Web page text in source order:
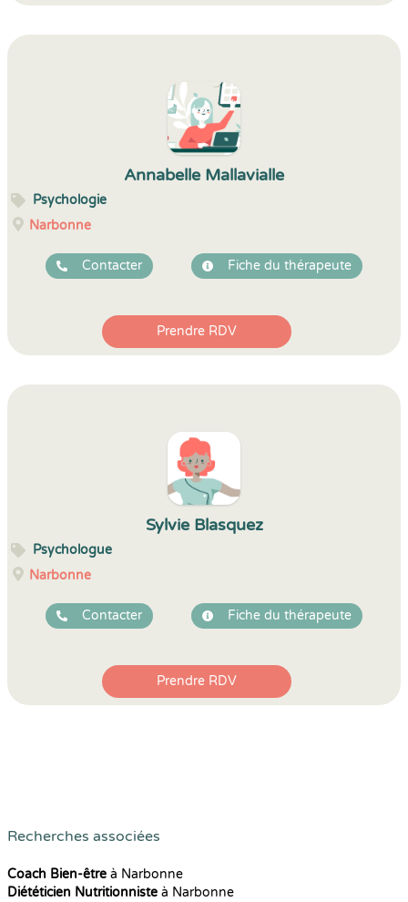
Annabelle Mallavialle
Psychologie
Narbonne
Contacter Fiche du thérapeute
Prendre RDV
Sylvie Blasquez
Psychologue
Narbonne
Contacter Fiche du thérapeute
Prendre RDV
Recherches associées
Coach Bien-être à Narbonne
Diététicien Nutritionniste à Narbonne